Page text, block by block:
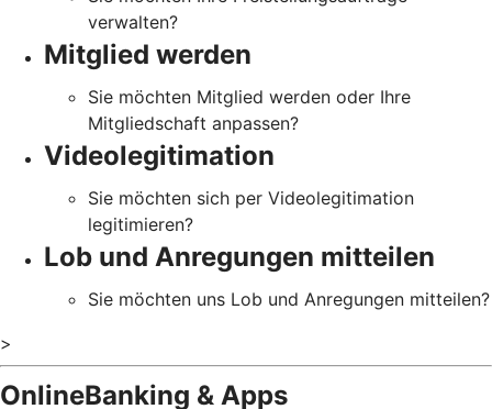
verwalten?
Mitglied werden
Sie möchten Mitglied werden oder Ihre
Mitgliedschaft anpassen?
Videolegitimation
Sie möchten sich per Videolegitimation
legitimieren?
Lob und Anregungen mitteilen
Sie möchten uns Lob und Anregungen mitteilen?
>
OnlineBanking & Apps